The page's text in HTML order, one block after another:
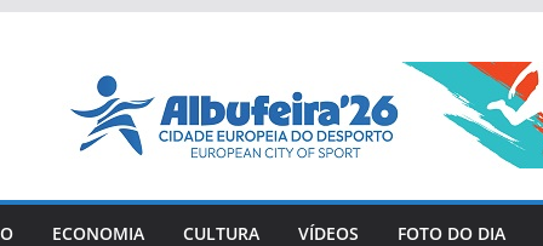
ECONOMIA CULTURA VÍDEOS FOTO DO DIA